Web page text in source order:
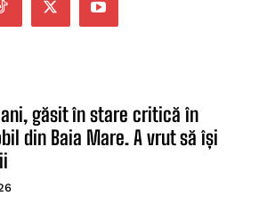
ani, găsit în stare critică în
din Baia Mare. A vrut să își